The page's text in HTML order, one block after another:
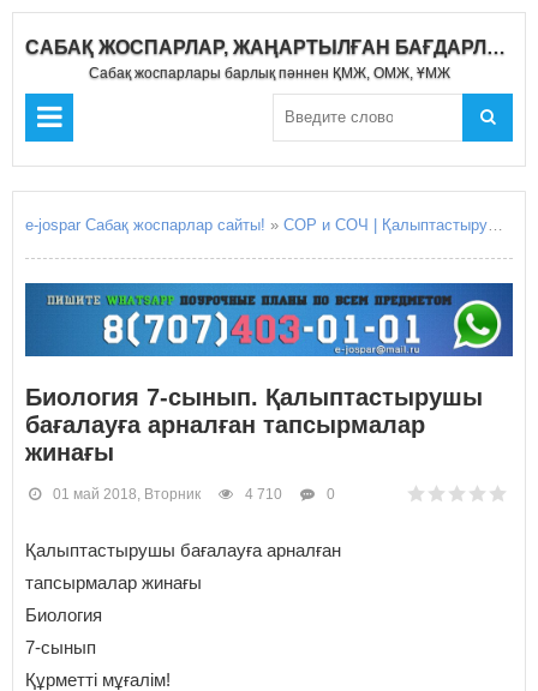
САБАҚ ЖОСПАРЛАР, ЖАҢАРТЫЛҒАН БАҒДАРЛАМА 2020-2021
Сабақ жоспарлары барлық пәннен ҚМЖ, ОМЖ, ҰМЖ
e-jospar Сабақ жоспарлар сайты! » СОР и СОЧ | Қалыптастырушы бағалау Жиынтық бағалау
Биология 7-сынып. Қалыптастырушы
бағалауға арналған тапсырмалар
жинағы
01 май 2018, Вторник 4 710 0
Қалыптастырушы бағалауға арналған
тапсырмалар жинағы
Биология
7-сынып
Құрметті мұғалім!